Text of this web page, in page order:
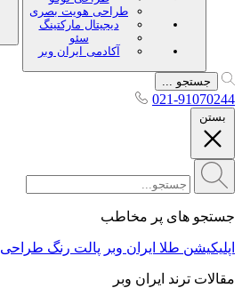
طراحی هویت بصری
دیجیتال مارکتینگ
سئو
آکادمی ایران وبر
جستجو ...
021-91070244
بستن
جستجو های پر مخاطب
اپلیکیشن طلا ایران وبر پالت رنگ طراحی
مقالات ترند ایران وبر